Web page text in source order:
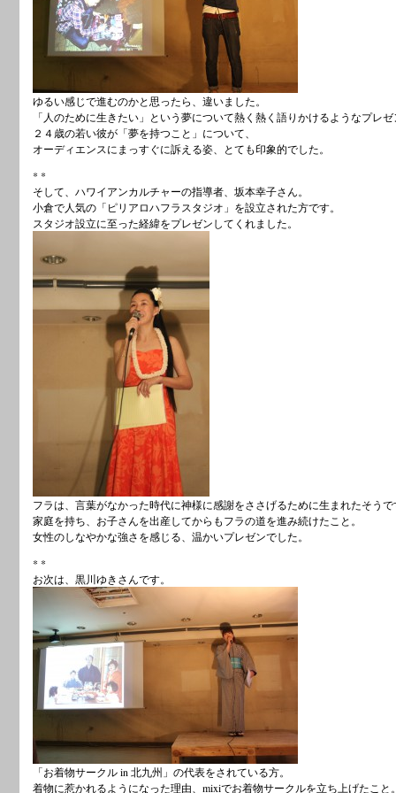
ゆるい感じで進むのかと思ったら、違いました。
「人のために生きたい」という夢について熱く熱く語りかけるようなプレ
２４歳の若い彼が「夢を持つこと」について、
オーディエンスにまっすぐに訴える姿、とても印象的でした。
* *
そして、ハワイアンカルチャーの指導者、坂本幸子さん。
小倉で人気の「ピリアロハフラスタジオ」を設立された方です。
スタジオ設立に至った経緯をプレゼンしてくれました。
フラは、言葉がなかった時代に神様に感謝をささげるために生まれたそうで
家庭を持ち、お子さんを出産してからもフラの道を進み続けたこと。
女性のしなやかな強さを感じる、温かいプレゼンでした。
* *
お次は、黒川ゆきさんです。
「お着物サークル in 北九州」の代表をされている方。
着物に惹かれるようになった理由、mixiでお着物サークルを立ち上げたこと